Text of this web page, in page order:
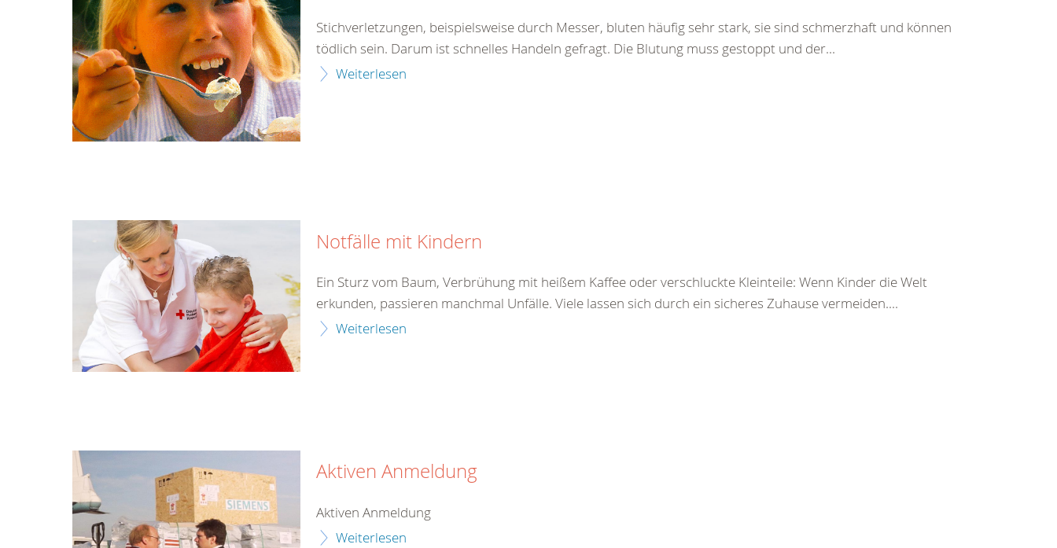
Stichverletzungen, beispielsweise durch Messer, bluten häufig sehr stark, sie sind schmerzhaft und können
tödlich sein. Darum ist schnelles Handeln gefragt. Die Blutung muss gestoppt und der...
Weiterlesen
Notfälle mit Kindern
Ein Sturz vom Baum, Verbrühung mit heißem Kaffee oder verschluckte Kleinteile: Wenn Kinder die Welt
erkunden, passieren manchmal Unfälle. Viele lassen sich durch ein sicheres Zuhause vermeiden....
Weiterlesen
Aktiven Anmeldung
Aktiven Anmeldung
Weiterlesen